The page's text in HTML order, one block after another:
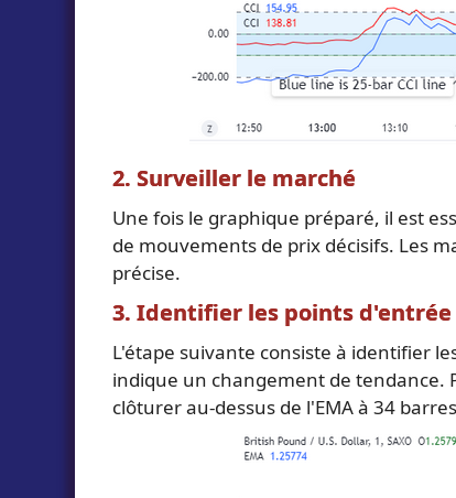
2. Surveiller le marché
Une fois le graphique préparé, il est
de mouvements de prix décisifs. Les
précise.
3. Identifier les points d'entrée
L'étape suivante consiste à identifier
indique un changement de tendance.
clôturer au-dessus de l'EMA à 34